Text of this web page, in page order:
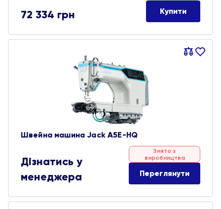
72 334 грн Купити
Порівняти
В
Швейна машина Jack A5E-HQ
Дізнатись у
менеджера
Знято з
виробництва
Переглянути